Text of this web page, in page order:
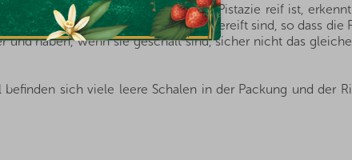
Ende August der Fall ist. Ob eine Pistazie reif ist,
Nüsse, die noch nicht voll ausgereift sind, so dass die
und haben, wenn sie geschält sind, sicher nicht das
sich viele leere Schalen in der Packung und der